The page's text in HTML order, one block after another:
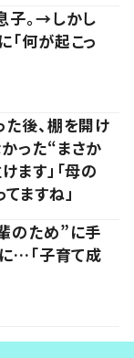
子。→しかし
何が起こっ
後、棚を開け
った“まさか
ます」「母の
ますね」
のため”に手
に…「子育て成